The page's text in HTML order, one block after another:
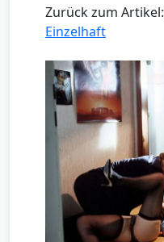
Zurück zum Artikel:
Einzelhaft